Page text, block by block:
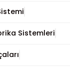
Sistemleri